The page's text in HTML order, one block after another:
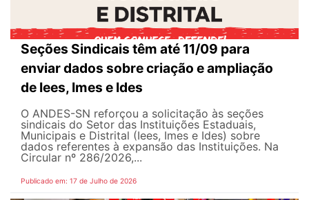
Seções Sindicais têm até 11/09 para
enviar dados sobre criação e ampliação
de Iees, Imes e Ides
O ANDES-SN reforçou a solicitação às seções
sindicais do Setor das Instituições Estaduais,
Municipais e Distrital (Iees, Imes e Ides) sobre
dados referentes à expansão das Instituições. Na
Circular nº 286/2026,...
Publicado em: 17 de Julho de 2026